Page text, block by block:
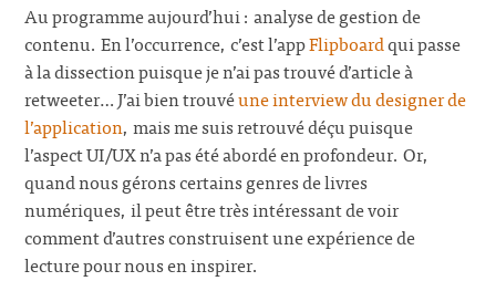
Au programme aujourd’hui : analyse de gestion de
contenu. En l’occurrence, c’est l’appFlipboardqui passe
à la dissection puisque je n’ai pas trouvé d’article à
retweeter… J’ai bien trouvéune interview du designer de
l’application, mais me suis retrouvé déçu puisque
l’aspect UI/UX n’a pas été abordé en profondeur. Or,
quand nous gérons certains genres de livres
numériques, il peut être très intéressant de voir
comment d’autres construisent une expérience de
lecture pour nous en inspirer.